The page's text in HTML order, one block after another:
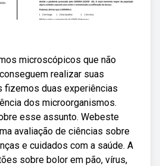
microscópicos que não
realizar suas
fizemos duas experiências
dos microorganismos.
esse assunto. Webeste
avaliação de ciências sobre
e cuidados com a saúde. A
sobre bolor em pão, vírus,